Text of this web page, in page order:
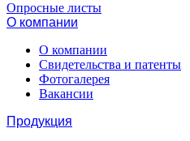
Опросные листы
О компании
О компании
Свидетельства и патенты
Фотогалерея
Вакансии
Продукция